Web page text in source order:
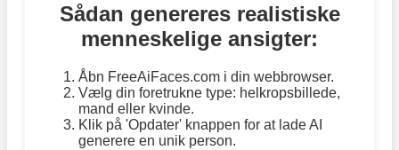
Sådan genereres realistiske
menneskelige ansigter:
Åbn FreeAiFaces.com i din webbrowser.
Vælg din foretrukne type: helkropsbillede,
mand eller kvinde.
Klik på 'Opdater' knappen for at lade AI
generere en unik person.